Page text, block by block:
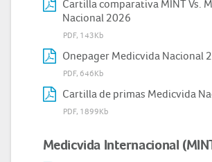
Cartilla comparativa MINT Vs.
Nacional 2026
PDF, 143Kb
Onepager Medicvida Nacional
PDF, 646Kb
Cartilla de primas Medicvida
PDF, 1899Kb
Medicvida Internacional